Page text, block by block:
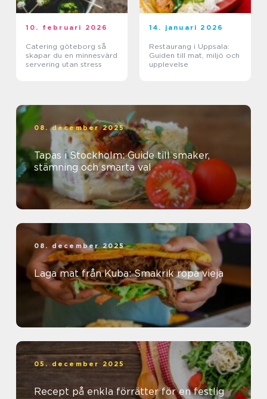
10. februari 2026
Catering göteborg så
skapar du en minnesvärd
servering utan stress
14. januari 2026
Restaurang i Uppsala:
Guiden till mat, miljö och
upplevelse
08. december 2025
Tapas i Stockholm: Guide till smaker,
stämning och smarta val
08. december 2025
Laga mat från Kuba: Smakrik ropa vieja
05. december 2025
Recept på enkla förrätter för en festlig